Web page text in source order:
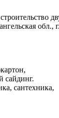
обл.,
сайдинг.
сантехника,